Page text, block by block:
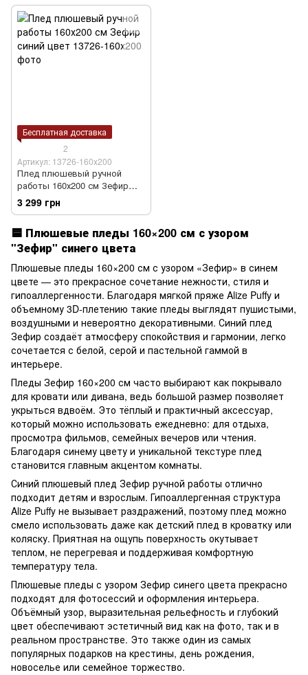
Бесплатная доставка
2
Артикул: 13726-160х200
Плед плюшевый ручной
работы 160х200 см Зефир
синий цвет
3 299 грн
🟦 Плюшевые пледы 160×200 см с узором
"Зефир" синего цвета
Плюшевые пледы 160×200 см с узором «Зефир» в синем
цвете — это прекрасное сочетание нежности, стиля и
гипоаллергенности. Благодаря мягкой пряже Alize Puffy и
объемному 3D-плетению такие пледы выглядят пушистыми,
воздушными и невероятно декоративными. Синий плед
Зефир создаёт атмосферу спокойствия и гармонии, легко
сочетается с белой, серой и пастельной гаммой в
интерьере.
Пледы Зефир 160×200 см часто выбирают как покрывало
для кровати или дивана, ведь большой размер позволяет
укрыться вдвоём. Это тёплый и практичный аксессуар,
который можно использовать ежедневно: для отдыха,
просмотра фильмов, семейных вечеров или чтения.
Благодаря синему цвету и уникальной текстуре плед
становится главным акцентом комнаты.
Синий плюшевый плед Зефир ручной работы отлично
подходит детям и взрослым. Гипоаллергенная структура
Alize Puffy не вызывает раздражений, поэтому плед можно
смело использовать даже как детский плед в кроватку или
коляску. Приятная на ощупь поверхность окутывает
теплом, не перегревая и поддерживая комфортную
температуру тела.
Плюшевые пледы с узором Зефир синего цвета прекрасно
подходят для фотосессий и оформления интерьера.
Объёмный узор, выразительная рельефность и глубокий
цвет обеспечивают эстетичный вид как на фото, так и в
реальном пространстве. Это также один из самых
популярных подарков на крестины, день рождения,
новоселье или семейное торжество.